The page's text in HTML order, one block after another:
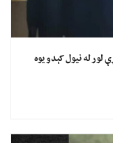
لور له نیول کېدو یوه